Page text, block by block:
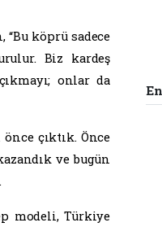
Ödülü”nü
gösterimiyle